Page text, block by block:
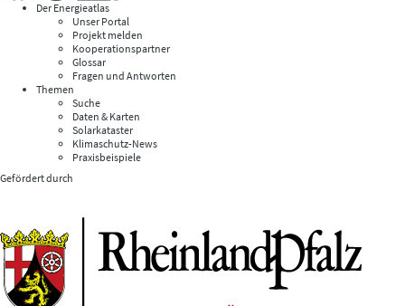
Der Energieatlas
Unser Portal
Projekt melden
Kooperationspartner
Glossar
Fragen und Antworten
Themen
Suche
Daten & Karten
Solarkataster
Klimaschutz-News
Praxisbeispiele
Gefördert durch